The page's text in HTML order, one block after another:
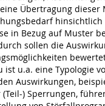
Übertragung
in Bezug auf Muster
sollen die
ist u.a. eine Typologie
Auswirkungen,
) Sperrungen,